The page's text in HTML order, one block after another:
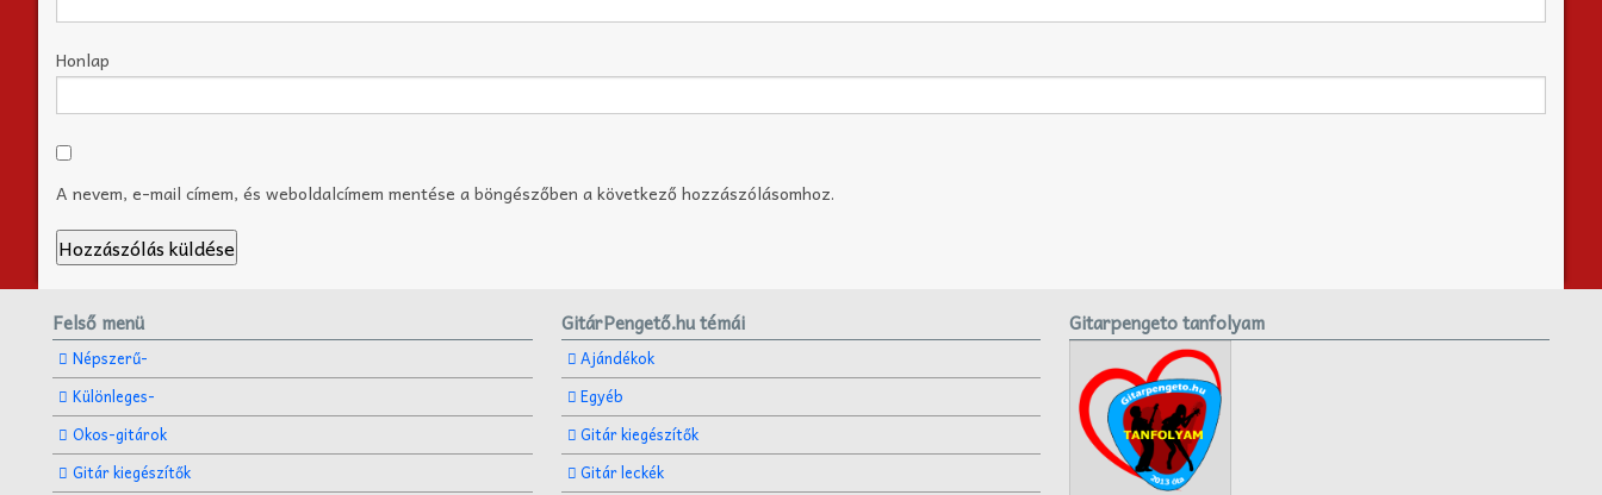
Honlap
A nevem, e-mail címem, és weboldalcímem mentése a böngészőben a következő hozzászólásomhoz.
Felső menü
Népszerű-
Különleges-
Okos-gitárok
Gitár kiegészítők
GitárPengető.hu témái
Ajándékok
Egyéb
Gitár kiegészítők
Gitár leckék
Gitarpengeto tanfolyam